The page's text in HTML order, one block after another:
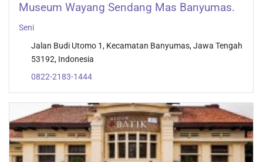
Museum Wayang Sendang Mas Banyumas.
Seni
Jalan Budi Utomo 1, Kecamatan Banyumas, Jawa Tengah
53192, Indonesia
0822-2183-1444